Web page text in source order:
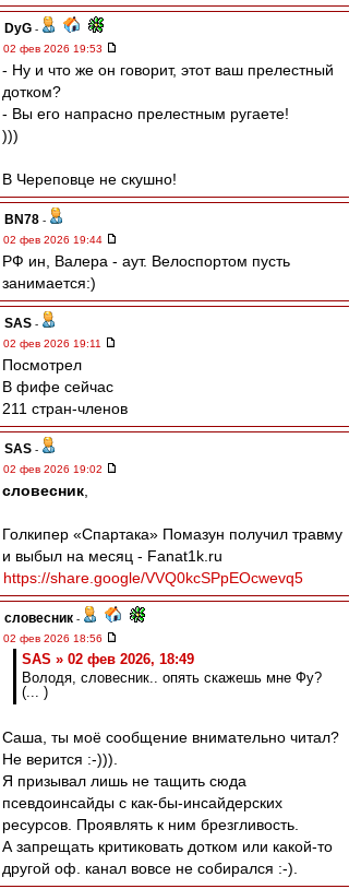
DyG -
02 фев 2026 19:53
- Ну и что же он говорит, этот ваш прелестный
дотком?
- Вы его напрасно прелестным ругаете!
)))
В Череповце не скушно!
BN78 -
02 фев 2026 19:44
РФ ин, Валера - аут. Велоспортом пусть
занимается:)
SAS -
02 фев 2026 19:11
Посмотрел
В фифе сейчас
211 стран-членов
SAS -
02 фев 2026 19:02
словесник
Голкипер «Спартака» Помазун получил травму
и выбыл на месяц - Fanat1k.ru
https://share.google/VVQ0kcSPpEOcwevq5
словесник -
02 фев 2026 18:56
SAS » 02 фев 2026, 18:49
Володя, словесник.. опять скажешь мне Фу?
(... )
Саша, ты моё сообщение внимательно читал?
Не верится :-))).
Я призывал лишь не тащить сюда
псевдоинсайды с как-бы-инсайдерских
ресурсов. Проявлять к ним брезгливость.
А запрещать критиковать дотком или какой-то
другой оф. канал вовсе не собирался :-).